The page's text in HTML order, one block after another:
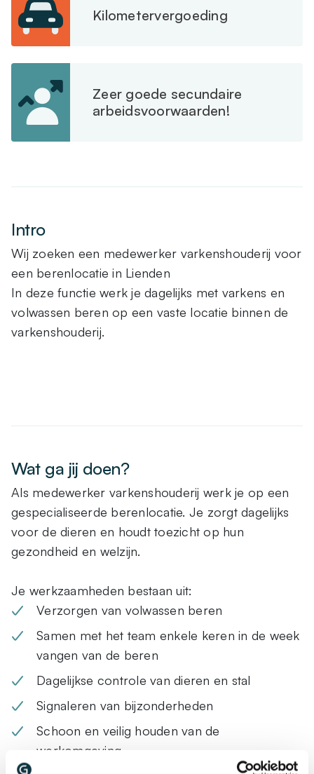
Kilometervergoeding
Zeer goede secundaire
arbeidsvoorwaarden!
Intro
Wij zoeken een medewerker varkenshouderij voor
een berenlocatie in Lienden
In deze functie werk je dagelijks met varkens en
volwassen beren op een vaste locatie binnen de
varkenshouderij.
Wat ga jij doen?
Als medewerker varkenshouderij werk je op een
gespecialiseerde berenlocatie. Je zorgt dagelijks
voor de dieren en houdt toezicht op hun
gezondheid en welzijn.
Je werkzaamheden bestaan uit:
Verzorgen van volwassen beren
Samen met het team enkele keren in de week
vangen van de beren
Dagelijkse controle van dieren en stal
Signaleren van bijzonderheden
Schoon en veilig houden van de
werkomgeving